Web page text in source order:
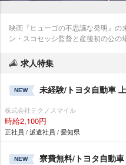
映画『ヒューゴの不思議な発明』の
ン・スコセッシ監督と産後初の公
求人特集
NEW 未経験/トヨタ自動車
株式会社テクノスマイル
時給2,100円
正社員 / 派遣社員 / 愛知県
NEW 寮費無料/トヨタ自動